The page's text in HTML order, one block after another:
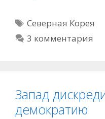
Метки
Северная Корея
3 комментария
Запад
демократию